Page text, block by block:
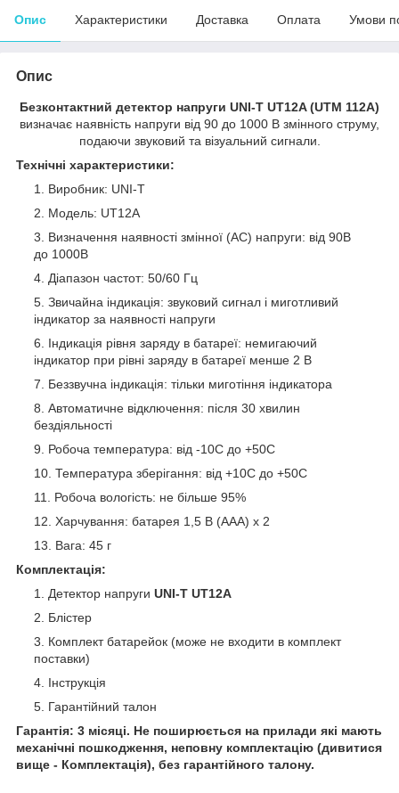
Опис Характеристики Доставка Оплата Умови
Опис
Безконтактний детектор напруги UNI-T UT12A (UTM 112A)
визначає наявність напруги від 90 до 1000 В змінного струму,
подаючи звуковий та візуальний сигнали.
Технічні характеристики:
Виробник: UNI-T
Модель: UT12A
Визначення наявності змінної (AC) напруги: від 90В
до 1000В
Діапазон частот: 50/60 Гц
Звичайна індикація: звуковий сигнал і миготливий
індикатор за наявності напруги
Індикація рівня заряду в батареї: немигаючий
індикатор при рівні заряду в батареї менше 2 В
Беззвучна індикація: тільки миготіння індикатора
Автоматичне відключення: після 30 хвилин
бездіяльності
Робоча температура: від -10С до +50С
Температура зберігання: від +10С до +50С
Робоча вологість: не більше 95%
Харчування: батарея 1,5 В (AAA) x 2
Вага: 45 г
Комплектація:
Детектор напруги UNI-T UT12A
Блістер
Комплект батарейок (може не входити в комплект
поставки)
Інструкція
Гарантійний талон
Гарантія: 3 місяці. Не поширюється на прилади які мають
механічні пошкодження, неповну комплектацію (дивитися
вище - Комплектація), без гарантійного талону.